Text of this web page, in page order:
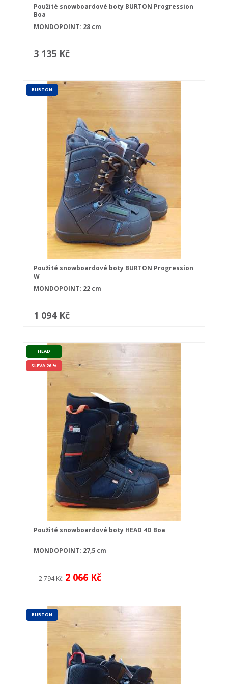
Použité snowboardové boty BURTON Progression
Boa
MONDOPOINT: 28 cm
3 135 Kč
BURTON
Použité snowboardové boty BURTON Progression
W
MONDOPOINT: 22 cm
1 094 Kč
HEAD
SLEVA 26 %
Použité snowboardové boty HEAD 4D Boa
MONDOPOINT: 27,5 cm
2 794 Kč 2 066 Kč
BURTON